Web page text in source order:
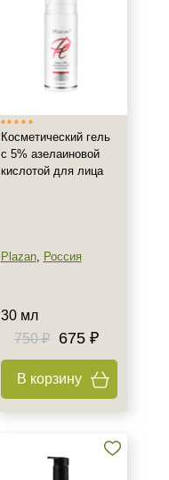
Косметический гель
с 5% азелаиновой
кислотой для лица
Plazan, Россия
30 мл
750 ₽
675 ₽
В корзину